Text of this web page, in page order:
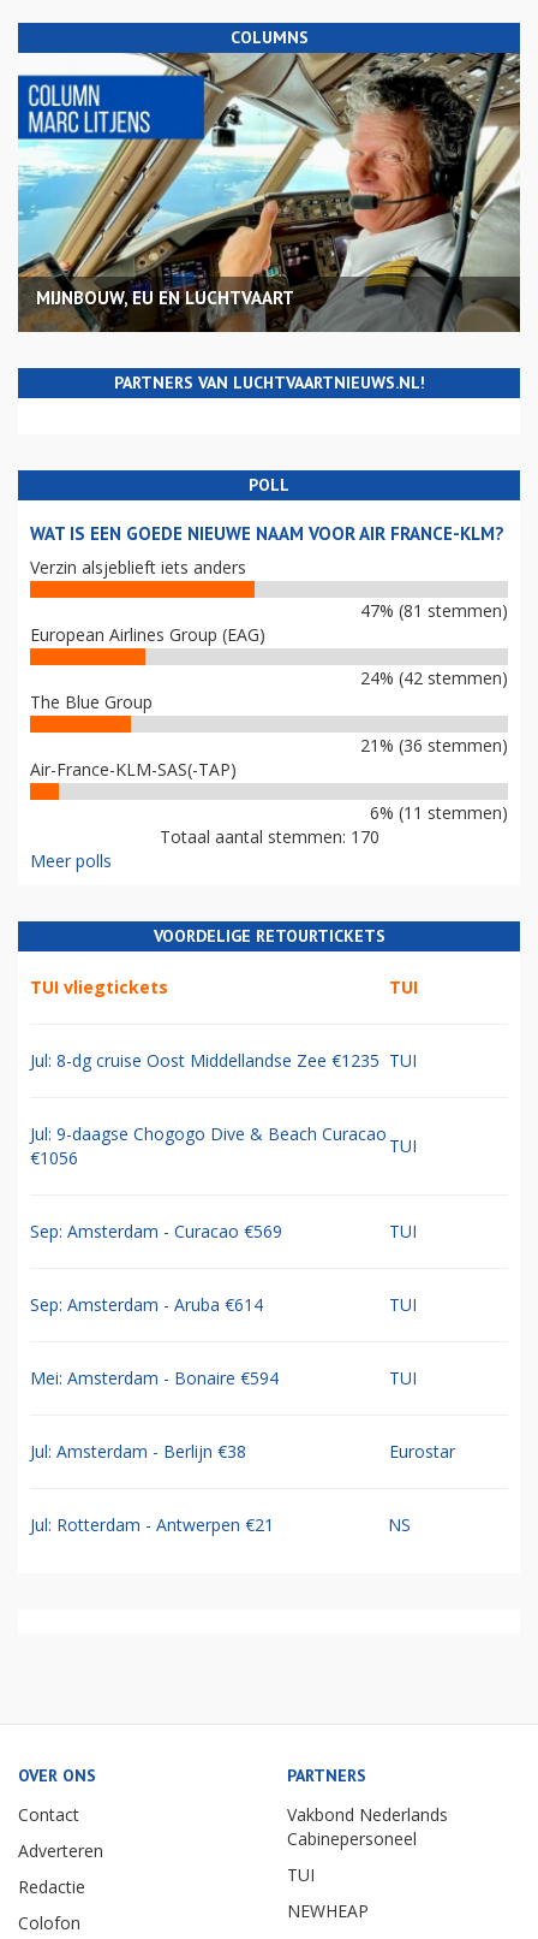
COLUMNS
MIJNBOUW, EU EN LUCHTVAART
PARTNERS VAN LUCHTVAARTNIEUWS.NL!
POLL
WAT IS EEN GOEDE NIEUWE NAAM VOOR AIR FRANCE-KLM?
Verzin alsjeblieft iets anders
47% (81 stemmen)
European Airlines Group (EAG)
24% (42 stemmen)
The Blue Group
21% (36 stemmen)
Air-France-KLM-SAS(-TAP)
6% (11 stemmen)
Totaal aantal stemmen: 170
Meer polls
VOORDELIGE RETOURTICKETS
TUI vliegtickets TUI
Jul: 8-dg cruise Oost Middellandse Zee €1235 TUI
Jul: 9-daagse Chogogo Dive & Beach Curacao
€1056
TUI
Sep: Amsterdam - Curacao €569 TUI
Sep: Amsterdam - Aruba €614 TUI
Mei: Amsterdam - Bonaire €594 TUI
Jul: Amsterdam - Berlijn €38 Eurostar
Jul: Rotterdam - Antwerpen €21 NS
OVER ONS
Contact
Adverteren
Redactie
Colofon
PARTNERS
Vakbond Nederlands
Cabinepersoneel
TUI
NEWHEAP